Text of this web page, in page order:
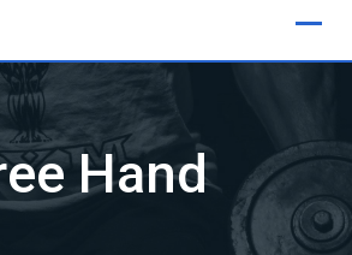
Hand